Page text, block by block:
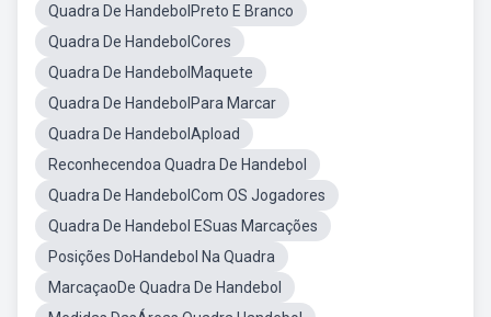
Quadra De HandebolPreto E Branco
Quadra De HandebolCores
Quadra De HandebolMaquete
Quadra De HandebolPara Marcar
Quadra De HandebolApload
Reconhecendoa Quadra De Handebol
Quadra De HandebolCom OS Jogadores
Quadra De Handebol ESuas Marcações
Posições DoHandebol Na Quadra
MarcaçaoDe Quadra De Handebol